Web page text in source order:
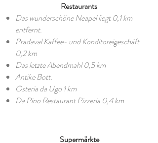
Restaurants
Das wunderschöne Neapel liegt 0,1 km
entfernt.
Pradaval Kaffee- und Konditoreigeschäft
0,2 km
Das letzte Abendmahl 0,5 km
Antike Bott.
Osteria da Ugo 1 km
Da Pino Restaurant Pizzeria 0,4 km
Supermärkte